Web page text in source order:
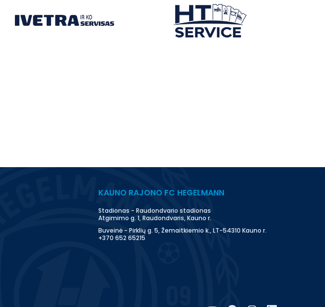
KAUNO RAJONO FC HEGELMANN
Stadionas - Raudondvario stadionas
Atgimimo g. 1, Raudondvaris, Kauno r.
Buveinė - Pirklių g. 5, Žemaitkiemio k., LT-54310 Kauno r.
+370 652 65215